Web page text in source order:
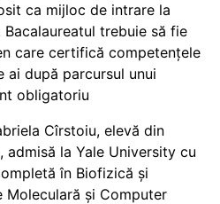
ca mijloc de intrare la
trebuie să fie
care certifică competențele
ai după parcursul unui
obligatoriu
Cîrstoiu, elevă din
admisă la Yale University cu
în Biofizică și
Moleculară și Computer